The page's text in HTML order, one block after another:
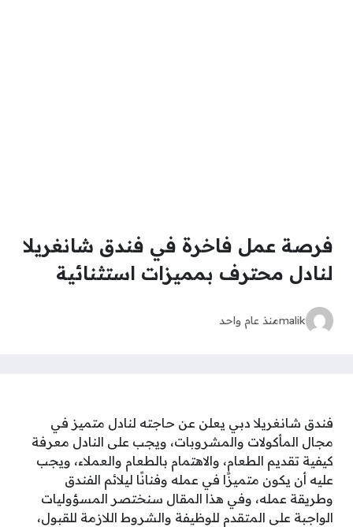
فرصة عمل فاخرة في فندق شانغريلا
لنادل محترف بمميزات استثنائية
malikمنذ عام واحد
فندق شانغريلا دبي يعلن عن حاجته لنادل متميز في
مجال المأكولات والمشروبات، ويجب على النادل معرفة
كيفية تقديم الطعام، والاهتمام بالطعام والعملاء، ويجب
عليه أن يكون متميزًا في عمله وفنانًا ليلائم الفندق
وطريقة عمله، وفي هذا المقال سنختصر المسؤوليات
الواجبة على المتقدم للوظيفة والشروط اللازمة للقبول،